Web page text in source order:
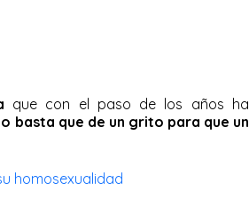
que con el paso de los años ha
basta que de un grito para que un
homosexualidad